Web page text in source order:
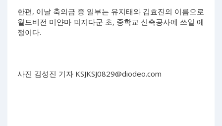
한편, 이날 축의금 중 일부는 유지태와 김효진의 이름으로
월드비전 미얀마 피지다군 초, 중학교 신축공사에 쓰일 예
정이다.
사진 김성진 기자 KSJKSJ0829@diodeo.com